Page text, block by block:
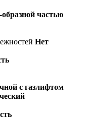
частью
Нет
с газлифтом